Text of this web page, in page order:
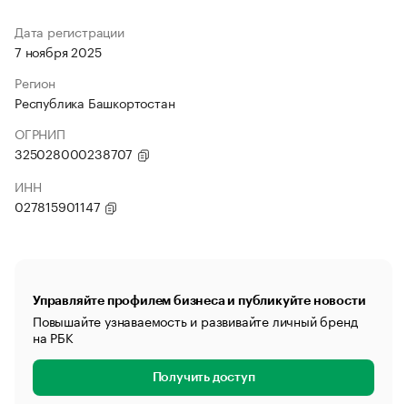
Дата регистрации
7 ноября 2025
Регион
Республика Башкортостан
ОГРНИП
325028000238707
ИНН
027815901147
Управляйте профилем бизнеса и публикуйте новости
Повышайте узнаваемость и развивайте личный бренд
на РБК
Получить доступ